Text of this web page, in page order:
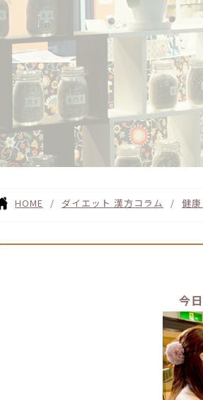
HOME ダイエット 漢方コラム 健
今